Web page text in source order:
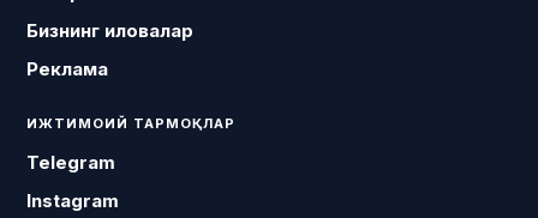
Бизнинг иловалар
Реклама
ИЖТИМОИЙ ТАРМОҚЛАР
Telegram
Instagram